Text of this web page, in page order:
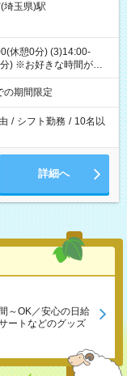
埼玉県)駅
休憩0分) (3)14:00-
) ※お好きな時間が選べ
の期間限定
/ シフト勤務 / 10名以
詳細へ
～OK／安心の日給
ートなどのグッズ